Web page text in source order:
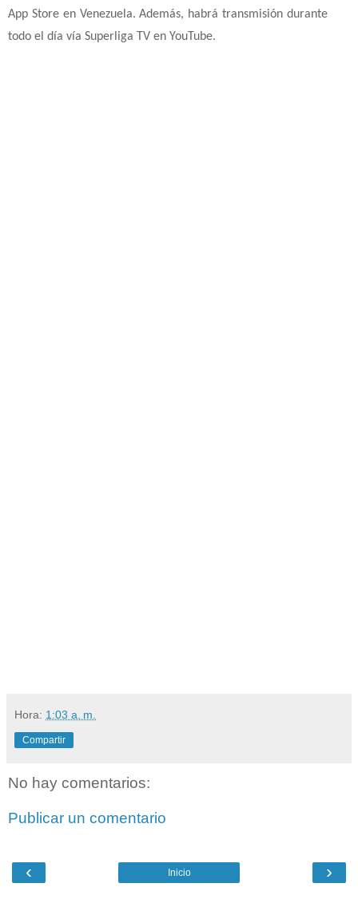
App Store en Venezuela. Además, habrá transmisión durante
todo el día vía Superliga TV en YouTube.
Hora: 1:03 a. m.
Compartir
No hay comentarios:
Publicar un comentario
‹ ›
Inicio